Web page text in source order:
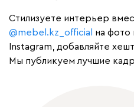
Cтилизуете интерьер
@mebel.kz_official
на фото
Instagram, добавляйте
Мы публикуем лучшие